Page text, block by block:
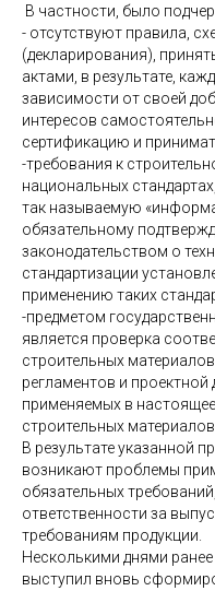
В частности, было
- отсутствуют правила,
(декларирования),
актами, в результате,
зависимости от своей
интересов
сертификацию и
-требования к
национальных
так называемую
обязательному
законодательством о
стандартизации
применению таких
-предметом
является проверка
строительных
регламентов и проектной
применяемых в
строительных
В результате указанной
возникают проблемы
обязательных
ответственности за
требованиям продукции.
Несколькими днями
выступил вновь